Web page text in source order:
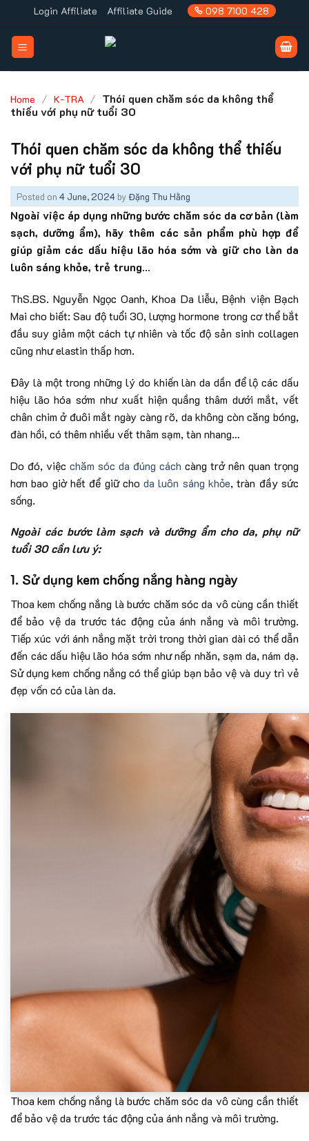
to
content
Login Affiliate Affiliate Guide 098 7100 428
Home / K-TRA / Thói quen chăm sóc da không thể
thiếu với phụ nữ tuổi 30
Thói quen chăm sóc da không thể thiếu
với phụ nữ tuổi 30
Posted on 4 June, 2024 byĐặng Thu Hằng
Ngoài việc áp dụng những bước chăm sóc da cơ bản (làm
sạch, dưỡng ẩm), hãy thêm các sản phẩm phù hợp để
giúp giảm các dấu hiệu lão hóa sớm và giữ cho làn da
luôn sáng khỏe, trẻ trung…
ThS.BS. Nguyễn Ngọc Oanh, Khoa Da liễu, Bệnh viện Bạch
Mai cho biết: Sau độ tuổi 30, lượng hormone trong cơ thể bắt
đầu suy giảm một cách tự nhiên và tốc độ sản sinh collagen
cũng như elastin thấp hơn.
Đây là một trong những lý do khiến làn da dần để lộ các dấu
hiệu lão hóa sớm như xuất hiện quầng thâm dưới mắt, vết
chân chim ở đuôi mắt ngày càng rõ, da không còn căng bóng,
đàn hồi, có thêm nhiều vết thâm sạm, tàn nhang…
Do đó, việc chăm sóc da đúng cách càng trở nên quan trọng
hơn bao giờ hết để giữ choda luôn sáng khỏe, tràn đầy sức
sống.
Ngoài các bước làm sạch và dưỡng ẩm cho da, phụ nữ
tuổi 30 cần lưu ý:
1. Sử dụng kem chống nắng hàng ngày
Thoa kem chống nắng là bước chăm sóc da vô cùng cần thiết
để bảo vệ da trước tác động của ánh nắng và môi trường.
Tiếp xúc với ánh nắng mặt trời trong thời gian dài có thể dẫn
đến các dấu hiệu lão hóa sớm như nếp nhăn, sạm da, nám dạ.
Sử dụng kem chống nắng có thể giúp bạn bảo vệ và duy trì vẻ
đẹp vốn có của làn da.
Thoa kem chống nắng là bước chăm sóc da vô cùng cần thiết
để bảo vệ da trước tác động của ánh nắng và môi trường.